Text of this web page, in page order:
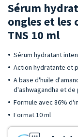
Sérum
ongles et les
TNS 10 ml
Sérum hydratant
Action hydratante et
A base d'huile
d'ashwagandha et
Formule avec 86%
Format 10 ml